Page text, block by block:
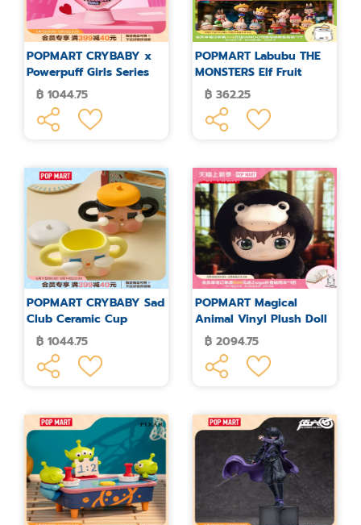
POPMART CRYBABY x
Powerpuff Girls Series
Love Cup
฿ 1044.75
POPMART Labubu THE
MONSTERS Elf Fruit
LABUBU Blind Box
Figure
฿ 362.25
POPMART CRYBABY Sad
Club Ceramic Cup
฿ 1044.75
POPMART Magical
Animal Vinyl Plush Doll
Sniffing
฿ 2094.75